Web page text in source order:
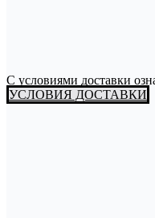
С условиями доставки
УСЛОВИЯ ДОСТАВКИ